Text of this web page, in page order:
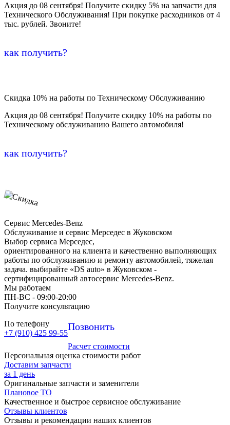
Акция до 08 сентября! Получите скидку 5% на запчасти для
Технического Обслуживания! При покупке расходников от 4
тыс. рублей. Звоните!
как получить?
Скидка 10% на работы по Техническому Обслуживанию
Акция до 08 сентября! Получите скидку 10% на работы по
Техническому обслуживанию Вашего автомобиля!
как получить?
Сервис Mercedes-Benz
Обслуживание и сервис Мерседес в Жуковском
Выбор сервиса Мерседес,
ориентированного на клиента и качественно выполняющих
работы по обслуживанию и ремонту автомобилей, тяжелая
задача. выбирайте «DS auto» в Жуковском -
сертифицированный автосервис Mercedes-Benz.
Мы работаем
ПН-ВC - 09:00-20:00
Получите консультацию
По телефону
+7 (910) 425 99-55
Позвонить
Расчет стоимости
Персональная оценка стоимости работ
Доставим запчасти
за 1 день
Оригинальные запчасти и заменители
Плановое ТО
Качественное и быстрое сервисное обслуживание
Отзывы клиентов
Отзывы и рекомендации наших клиентов